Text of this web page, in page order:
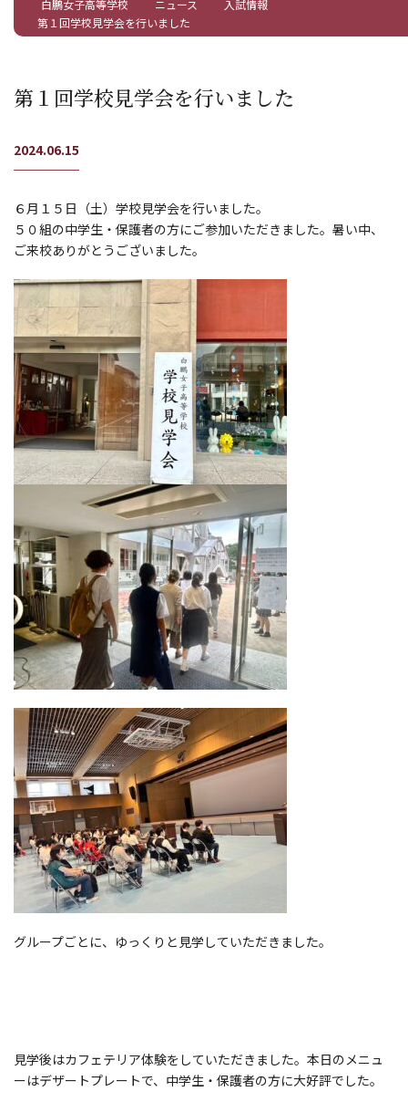
白鵬女子高等学校 ニュース
入試情報
第１回学校見学会を行いました
第１回学校見学会を行いました
2024.06.15
６月１５日（土）学校見学会を行いました。
５０組の中学生・保護者の方にご参加いただきました。暑い中、
ご来校ありがとうございました。
グループごとに、ゆっくりと見学していただきました。
見学後はカフェテリア体験をしていただきました。本日のメニュ
ーはデザートプレートで、中学生・保護者の方に大好評でした。